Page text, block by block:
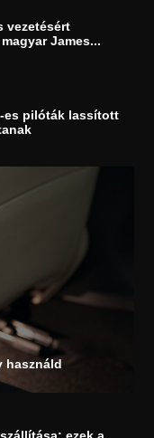
vezetésért
James...
es pilóták lassított
használd